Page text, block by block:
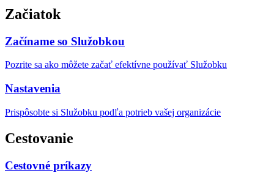
Začiatok
Začíname so Služobkou
Pozrite sa ako môžete začať efektívne používať Služobku
Nastavenia
Prispôsobte si Služobku podľa potrieb vašej organizácie
Cestovanie
Cestovné príkazy